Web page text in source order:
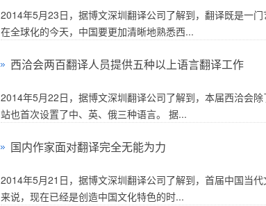
2014年5月23日，据博文深圳翻译公司了解到，翻译既是一
在全球化的今天，中国要更加清晰地熟悉西...
西洽会两百翻译人员提供五种以上语言翻译工作
2014年5月22日，据博文深圳翻译公司了解到，本届西洽会
站也首次设置了中、英、俄三种语言。 据...
国内作家面对翻译完全无能为力
2014年5月21日，据博文深圳翻译公司了解到，首届中国当
来说，现在已经是创造中国文化特色的时...